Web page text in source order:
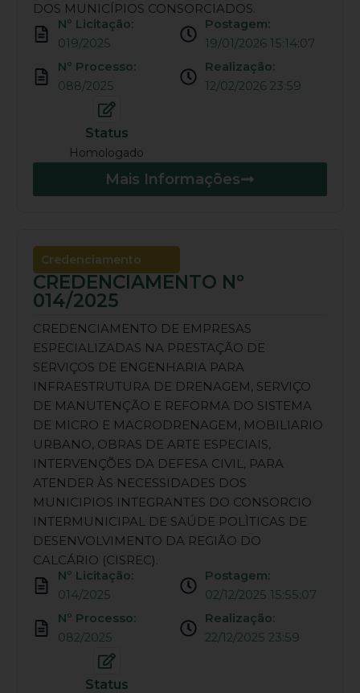
DOS MUNICÍPIOS CONSORCIADOS.
Nº Licitação:
019/2025
Nº Processo:
088/2025
Postagem:
19/01/2026 15:14:07
Realização:
12/02/2026 23:59
Status
Homologado
Mais Informações
Credenciamento
CREDENCIAMENTO Nº
014/2025
CREDENCIAMENTO DE EMPRESAS
ESPECIALIZADAS NA PRESTAÇÃO DE
SERVIÇOS DE ENGENHARIA PARA
INFRAESTRUTURA DE DRENAGEM, SERVIÇO
DE MANUTENÇÃO E REFORMA DO SISTEMA
DE MICRO E MACRODRENAGEM, MOBILIARIO
URBANO, OBRAS DE ARTE ESPECIAIS,
INTERVENÇÕES DA DEFESA CIVIL, PARA
ATENDER ÀS NECESSIDADES DOS
MUNICIPIOS INTEGRANTES DO CONSORCIO
INTERMUNICIPAL DE SAÚDE POLÌTICAS DE
DESENVOLVIMENTO DA REGIÃO DO
CALCÁRIO (CISREC).
Nº Licitação:
014/2025
Nº Processo:
082/2025
Postagem:
02/12/2025 15:55:07
Realização:
22/12/2025 23:59
Status